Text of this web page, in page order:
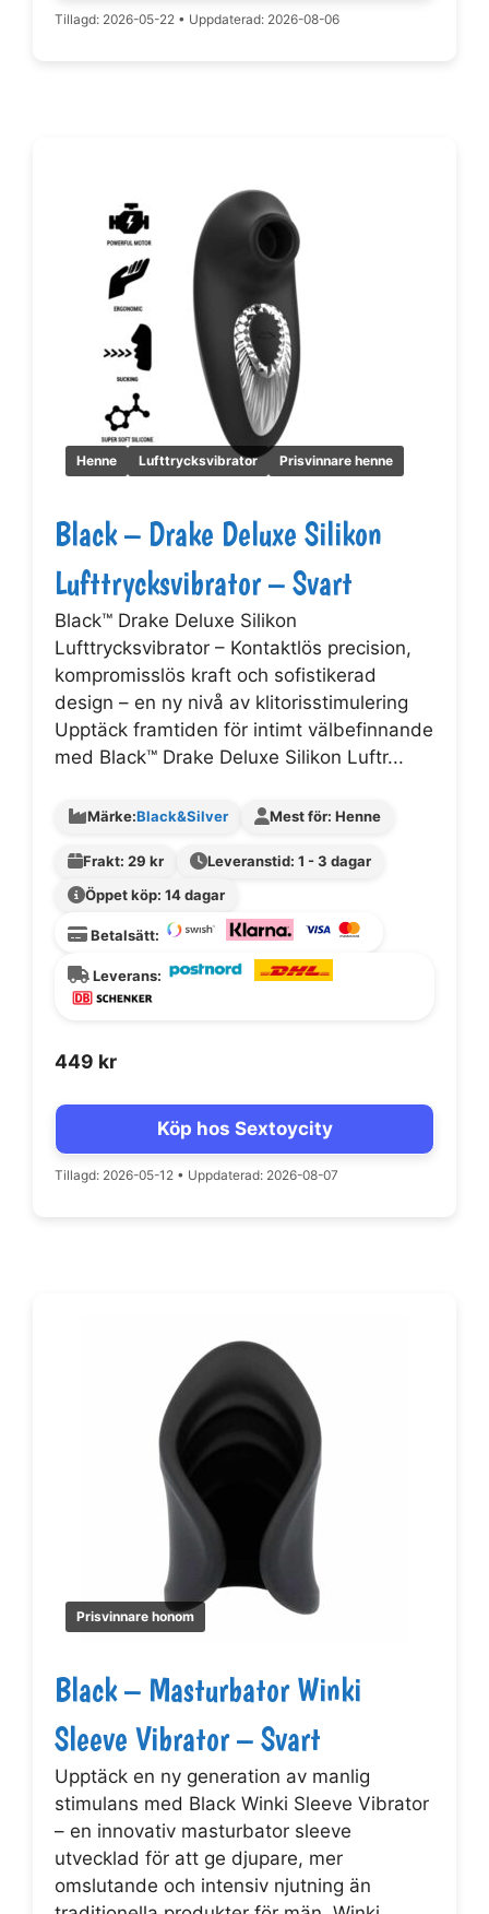
379 kr.249 kr.
Tillagd: 2026-05-22 • Uppdaterad: 2026-08-06
Henne Lufttrycksvibrator Prisvinnare henne
Black – Drake Deluxe Silikon
Lufttrycksvibrator – Svart
Black™ Drake Deluxe Silikon
Lufttrycksvibrator – Kontaktlös precision,
kompromisslös kraft och sofistikerad
design – en ny nivå av klitorisstimulering
Upptäck framtiden för intimt välbefinnande
med Black™ Drake Deluxe Silikon Luftr...
Märke:Black&Silver Mest för: Henne
Frakt: 29 kr
Leveranstid: 1 - 3 dagar
Öppet köp: 14 dagar
Betalsätt:
Leverans:
449 kr
Köp hos Sextoycity
Tillagd: 2026-05-12 • Uppdaterad: 2026-08-07
Prisvinnare honom
Black – Masturbator Winki
Sleeve Vibrator – Svart
Upptäck en ny generation av manlig
stimulans med Black Winki Sleeve Vibrator
– en innovativ masturbator sleeve
utvecklad för att ge djupare, mer
omslutande och intensiv njutning än